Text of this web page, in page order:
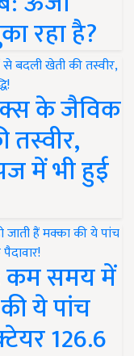
रहा है?
के जैविक
तस्वीर,
में भी हुई
कम समय में
ये पांच
126.6